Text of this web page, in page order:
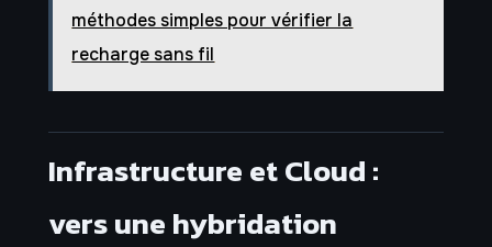
méthodes simples pour vérifier la
recharge sans fil
Infrastructure et Cloud :
vers une hybridation